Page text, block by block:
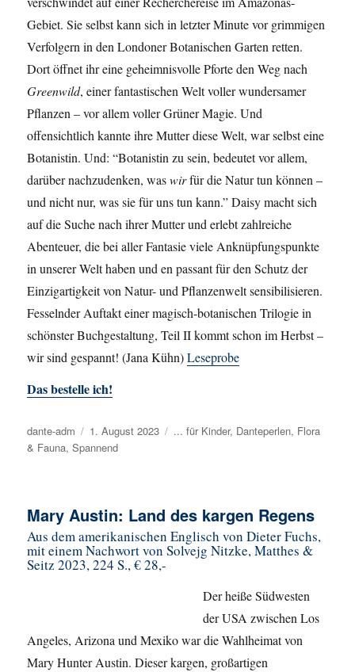
Gebiet. Sie selbst kann sich in letzter Minute vor grimmigen
Verfolgern in den Londoner Botanischen Garten retten.
Dort öffnet ihr eine geheimnisvolle Pforte den Weg nach
Greenwild, einer fantastischen Welt voller wundersamer
Pflanzen – vor allem voller Grüner Magie. Und
offensichtlich kannte ihre Mutter diese Welt, war selbst eine
Botanistin. Und: “Botanistin zu sein, bedeutet vor allem,
darüber nachzudenken, waswirfür die Natur tun können –
und nicht nur, was sie für uns tun kann.” Daisy macht sich
auf die Suche nach ihrer Mutter und erlebt zahlreiche
Abenteuer, die bei aller Fantasie viele Anknüpfungspunkte
in unserer Welt haben und en passant für den Schutz der
Einzigartigkeit von Natur- und Pflanzenwelt sensibilisieren.
Fesselnder Auftakt einer magisch-botanischen Trilogie in
schönster Buchgestaltung, Teil II kommt schon im Herbst –
wir sind gespannt! (Jana Kühn)Leseprobe
Das bestelle ich!
Autor
dante-adm
Veröffentlicht
am
1. August 2023 Kategorien
... für Kinder, Danteperlen, Flora
& Fauna,Spannend
Mary Austin: Land des kargen Regens
Aus dem amerikanischen Englisch von Dieter Fuchs,
mit einem Nachwort von Solvejg Nitzke, Matthes &
Seitz 2023, 224 S., € 28,-
Der heiße Südwesten
der USA zwischen Los
Angeles, Arizona und Mexiko war die Wahlheimat von
Mary Hunter Austin. Dieser kargen, großartigen